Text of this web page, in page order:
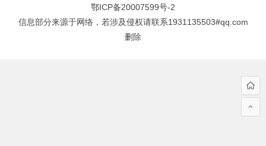
鄂ICP备20007599号-2
信息部分来源于网络，若涉及侵权请联系1931135503#qq.com
删除